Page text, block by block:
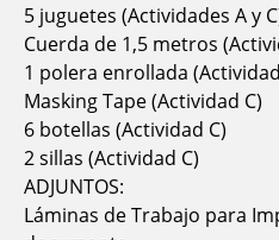
5 juguetes (Actividades A y
Cuerda de 1,5 metros
1 polera enrollada
Masking Tape (Actividad C)
6 botellas (Actividad C)
2 sillas (Actividad C)
ADJUNTOS:
Láminas de Trabajo para